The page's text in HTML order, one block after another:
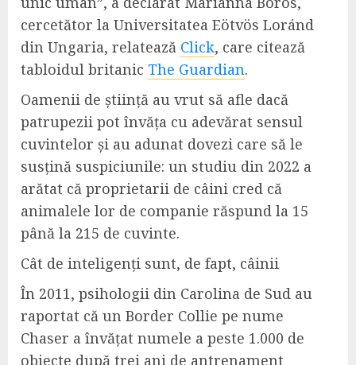
cercetător la Universitatea Eötvös Loránd
din Ungaria, relatează Click, care citează
tabloidul britanic The Guardian.
Oamenii de știință au vrut să afle dacă
patrupezii pot învăța cu adevărat sensul
cuvintelor și au adunat dovezi care să le
susțină suspiciunile: un studiu din 2022 a
arătat că proprietarii de câini cred că
animalele lor de companie răspund la 15
până la 215 de cuvinte.
Cât de inteligenți sunt, de fapt, câinii
În 2011, psihologii din Carolina de Sud au
raportat că un Border Collie pe nume
Chaser a învățat numele a peste 1.000 de
obiecte după trei ani de antrenament